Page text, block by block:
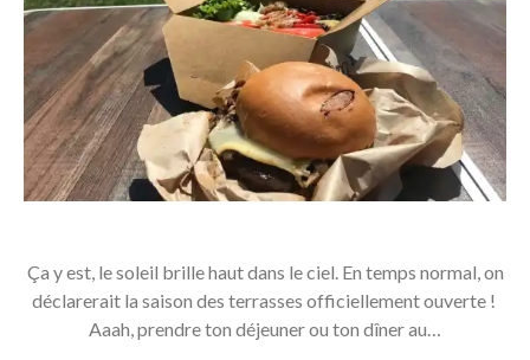
Ça y est, le soleil brille haut dans le ciel. En temps normal, on
déclarerait la saison des terrasses officiellement ouverte !
Aaah, prendre ton déjeuner ou ton dîner au…